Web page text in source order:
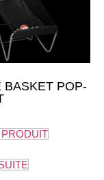
BASKET POP-